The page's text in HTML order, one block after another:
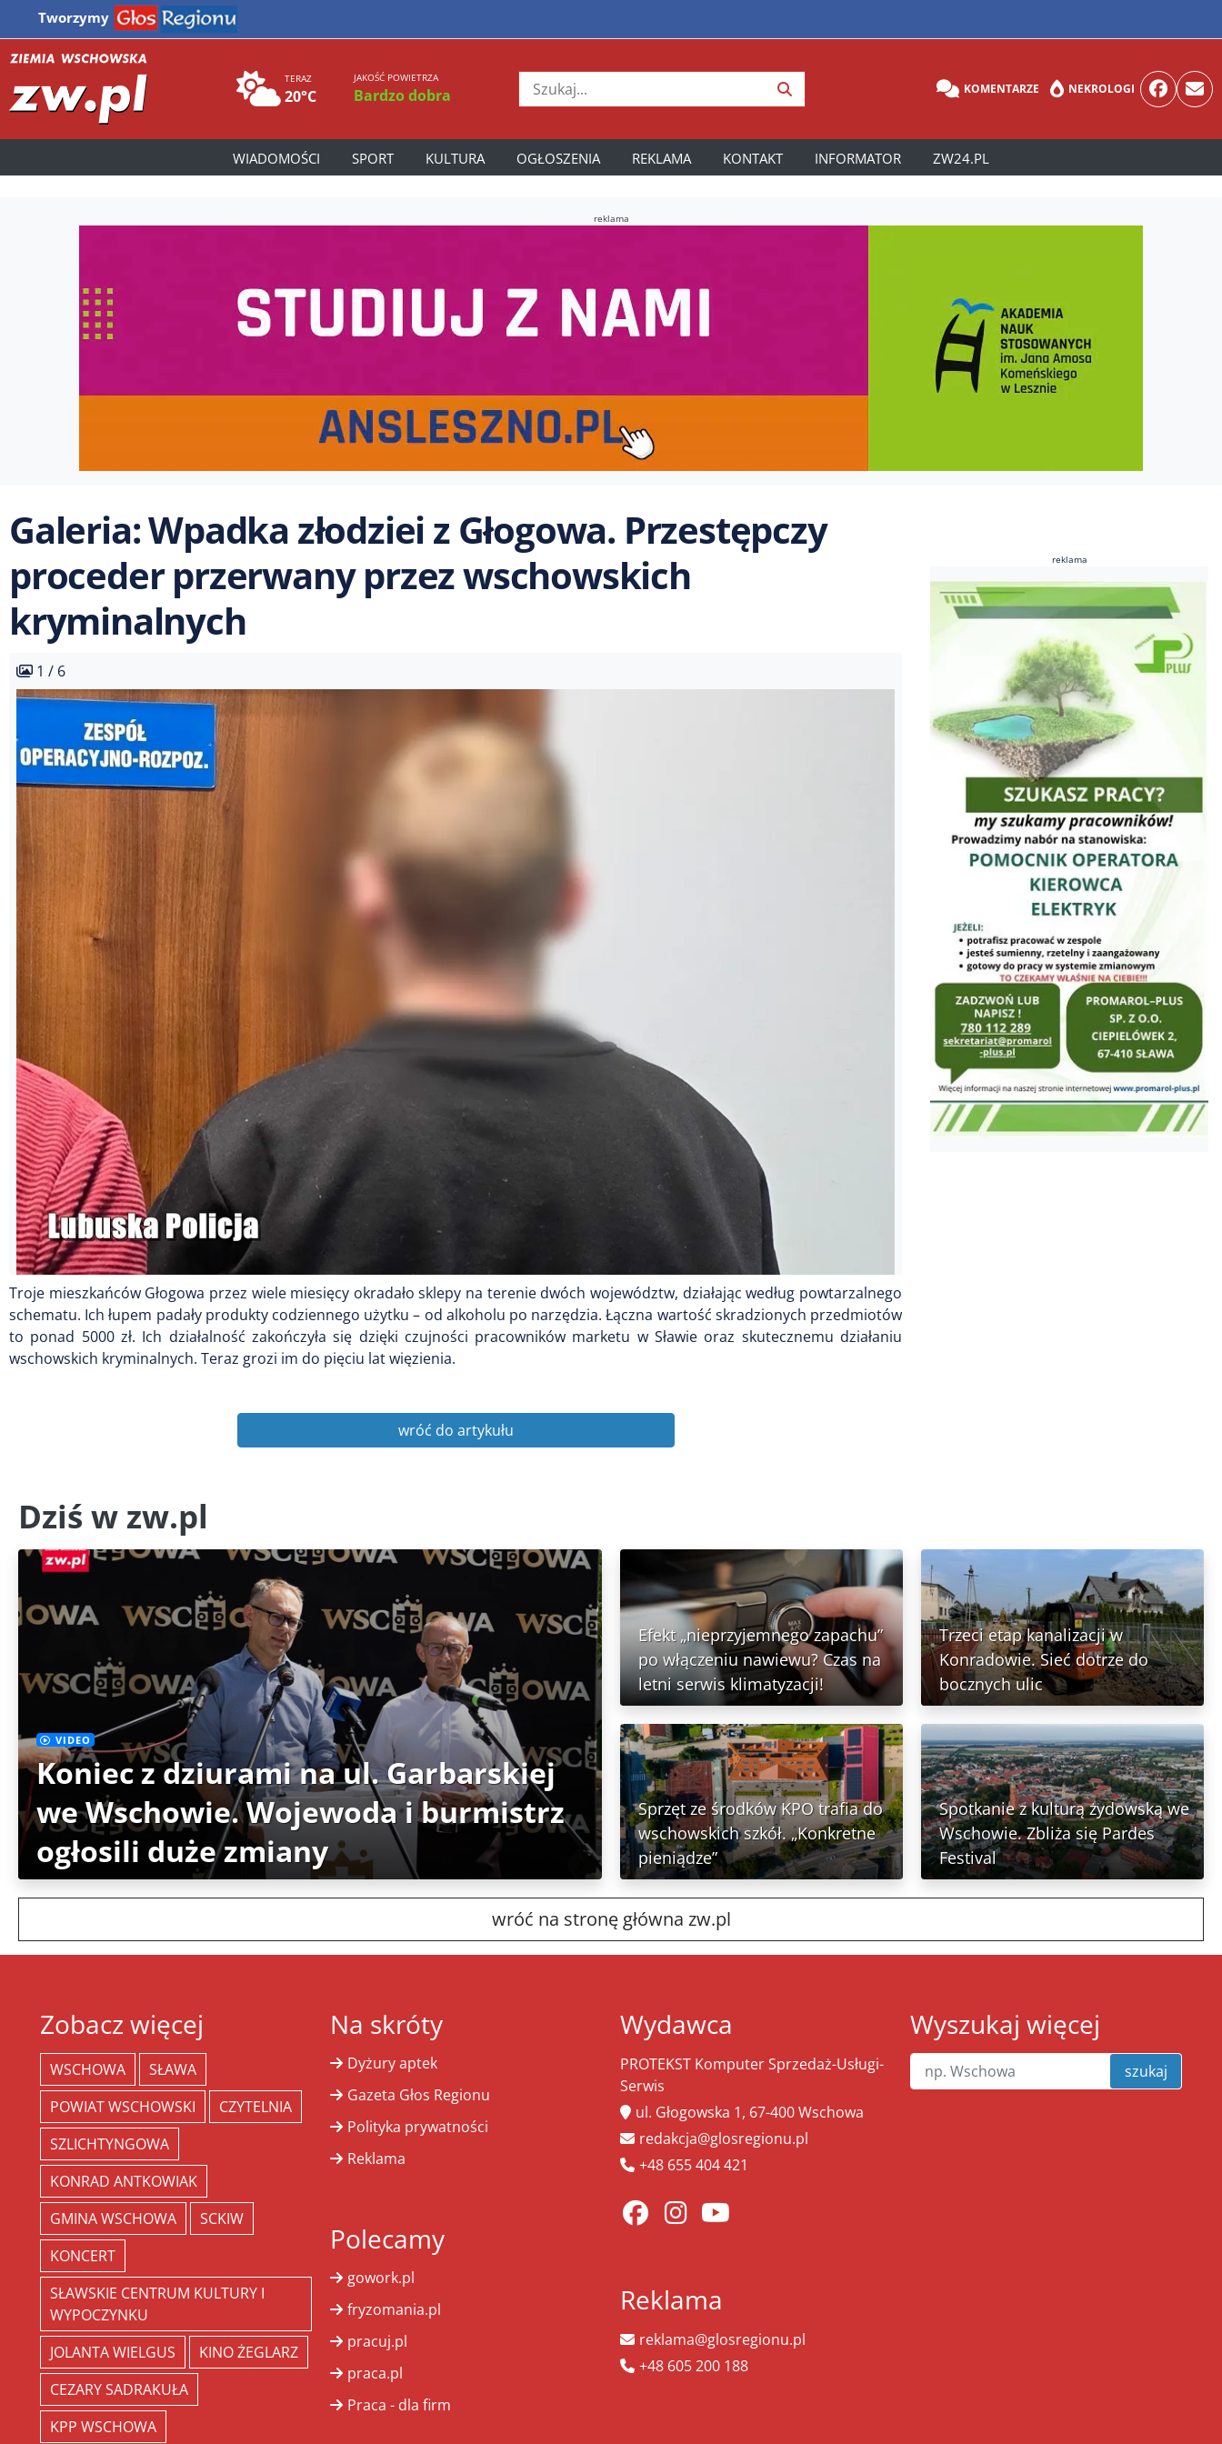
Tworzymy
TERAZ
20°C
JAKOŚĆ POWIETRZA
Bardzo dobra KOMENTARZE NEKROLOGI
WIADOMOŚCI SPORT KULTURA OGŁOSZENIA REKLAMA KONTAKT INFORMATOR ZW24.PL
reklama
Galeria: Wpadka złodziei z Głogowa. Przestępczy
proceder przerwany przez wschowskich
kryminalnych
1 / 6
Troje mieszkańców Głogowa przez wiele miesięcy okradało sklepy na terenie dwóch województw, działając według powtarzalnego
schematu. Ich łupem padały produkty codziennego użytku – od alkoholu po narzędzia. Łączna wartość skradzionych przedmiotów
to ponad 5000 zł. Ich działalność zakończyła się dzięki czujności pracowników marketu w Sławie oraz skutecznemu działaniu
wschowskich kryminalnych. Teraz grozi im do pięciu lat więzienia.
wróć do artykułu
reklama
Dziś w zw.pl
VIDEO
Koniec z dziurami na ul. Garbarskiej
we Wschowie. Wojewoda i burmistrz
ogłosili duże zmiany
Efekt „nieprzyjemnego zapachu”
po włączeniu nawiewu? Czas na
letni serwis klimatyzacji!
Trzeci etap kanalizacji w
Konradowie. Sieć dotrze do
bocznych ulic
Sprzęt ze środków KPO trafia do
wschowskich szkół. „Konkretne
pieniądze”
Spotkanie z kulturą żydowską we
Wschowie. Zbliża się Pardes
Festival
wróć na stronę główna zw.pl
Zobacz więcej
WSCHOWA
SŁAWA
POWIAT WSCHOWSKI
CZYTELNIA
SZLICHTYNGOWA
KONRAD ANTKOWIAK
GMINA WSCHOWA
SCKIW
KONCERT
SŁAWSKIE CENTRUM KULTURY I
WYPOCZYNKU
JOLANTA WIELGUS
KINO ŻEGLARZ
CEZARY SADRAKUŁA
KPP WSCHOWA
Na skróty
Dyżury aptek
Gazeta Głos Regionu
Polityka prywatności
Reklama
Polecamy
gowork.pl
fryzomania.pl
pracuj.pl
praca.pl
Praca - dla firm
Wydawca
PROTEKST Komputer Sprzedaż-Usługi-
Serwis
ul. Głogowska 1, 67-400 Wschowa
redakcja@glosregionu.pl
+48 655 404 421
Reklama
reklama@glosregionu.pl
+48 605 200 188
Wyszukaj więcej
szukaj